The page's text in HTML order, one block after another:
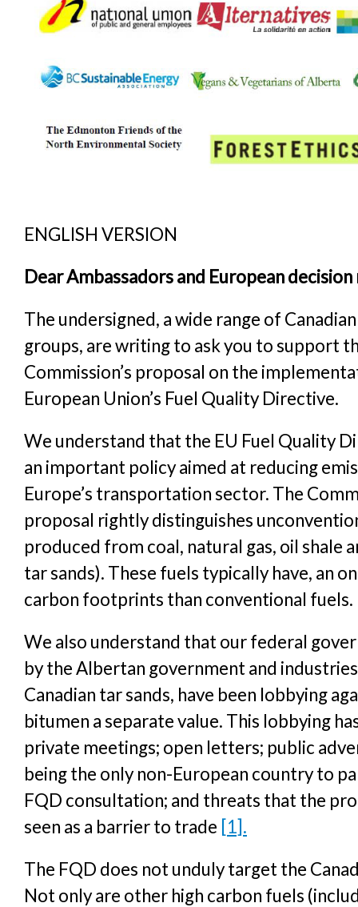
ENGLISH VERSION
Dear Ambassadors and European decision
The undersigned, a wide range of
groups, are writing to ask you to support
Commission’s proposal on the
European Union’s Fuel Quality Directive.
We understand that the EU Fuel Quality
an important policy aimed at reducing
Europe’s transportation sector. The
proposal rightly distinguishes
produced from coal, natural gas, oil shale
tar sands). These fuels typically have, an
carbon footprints than conventional fuels.
We also understand that our federal
by the Albertan government and
Canadian tar sands, have been lobbying
bitumen a separate value. This lobbying
private meetings; open letters; public
being the only non-European country to
FQD consultation; and threats that the
seen as a barrier to trade [1].
The FQD does not unduly target the
Not only are other high carbon fuels